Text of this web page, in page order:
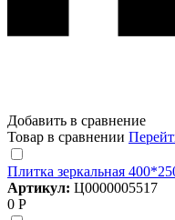
Добавить в сравнение
Товар в сравнении
Плитка зеркальная
Артикул: Ц0000005517
0 Р